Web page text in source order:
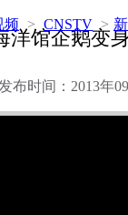
频 > CNSTV >
洋馆企鹅变
发布时间：2013年